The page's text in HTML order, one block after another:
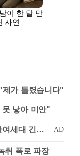
가 틀렸습니다"
낳아 미안"
취 폭로 파장